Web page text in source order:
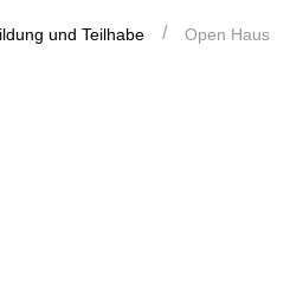
und Teilhabe Open Haus